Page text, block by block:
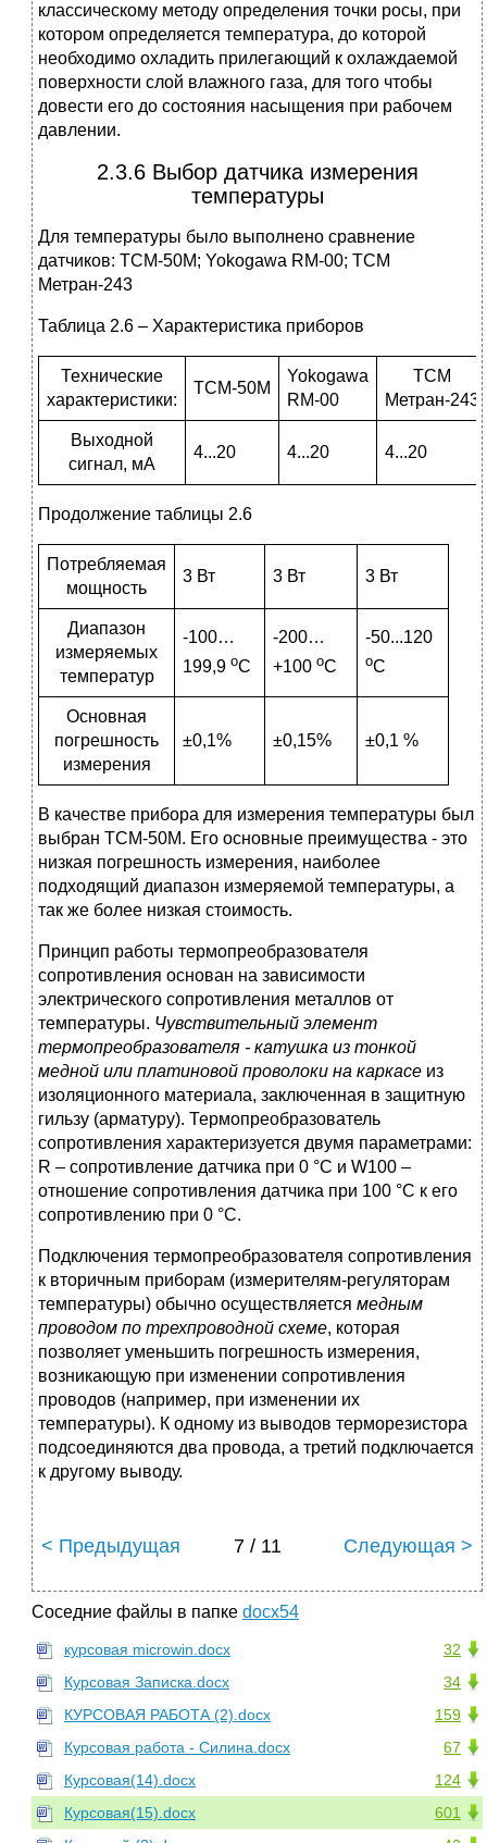
классическому методу определения точки росы, при
котором определяется температура, до которой
необходимо охладить прилегающий к охлаждаемой
поверхности слой влажного газа, для того чтобы
довести его до состояния насыщения при рабочем
давлении.
2.3.6 Выбор датчика измерения
температуры
Для температуры было выполнено сравнение
датчиков: ТСМ-50М; Yokogawa RM-00; ТСМ
Метран-243
Таблица 2.6 – Характеристика приборов
Технические
характеристики:
ТСМ-50М
Yokogawa
RM-00
ТСМ
Метран-243
Выходной
сигнал, мА
4...20 4...20 4...20
Продолжение таблицы 2.6
Потребляемая
мощность
3 Вт 3 Вт 3 Вт
Диапазон
измеряемых
температур
-100…
199,9 оС
-200…
+100 оС
-50...120
оС
Основная
погрешность
измерения
±0,1% ±0,15% ±0,1 %
В качестве прибора для измерения температуры был
выбран ТСМ-50М. Его основные преимущества - это
низкая погрешность измерения, наиболее
подходящий диапазон измеряемой температуры, а
так же более низкая стоимость.
Принцип работы термопреобразователя
сопротивления основан на зависимости
электрического сопротивления металлов от
температуры. Чувствительный элемент
термопреобразователя - катушка из тонкой
медной или платиновой проволоки на каркасе из
изоляционного материала, заключенная в защитную
гильзу (арматуру). Термопреобразователь
сопротивления характеризуется двумя параметрами:
R – сопротивление датчика при 0 °С и W100 –
отношение сопротивления датчика при 100 °С к его
сопротивлению при 0 °С.
Подключения термопреобразователя сопротивления
к вторичным приборам (измерителям-регуляторам
температуры) обычно осуществляется медным
проводом по трехпроводной схеме, которая
позволяет уменьшить погрешность измерения,
возникающую при изменении сопротивления
проводов (например, при изменении их
температуры). К одному из выводов терморезистора
подсоединяются два провода, а третий подключается
к другому выводу.
< Предыдущая 7 / 11 Следующая >
Соседние файлы в папке docx54
32
курсовая microwin.docx
34
Курсовая Записка.docx
159
КУРСОВАЯ РАБОТА (2).docx
67
Курсовая работа - Силина.docx
124
Курсовая(14).docx
601
Курсовая(15).docx